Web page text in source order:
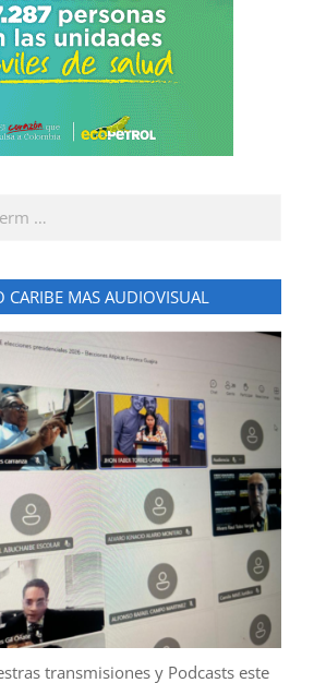
CARIBE MAS AUDIOVISUAL
transmisiones y Podcasts este